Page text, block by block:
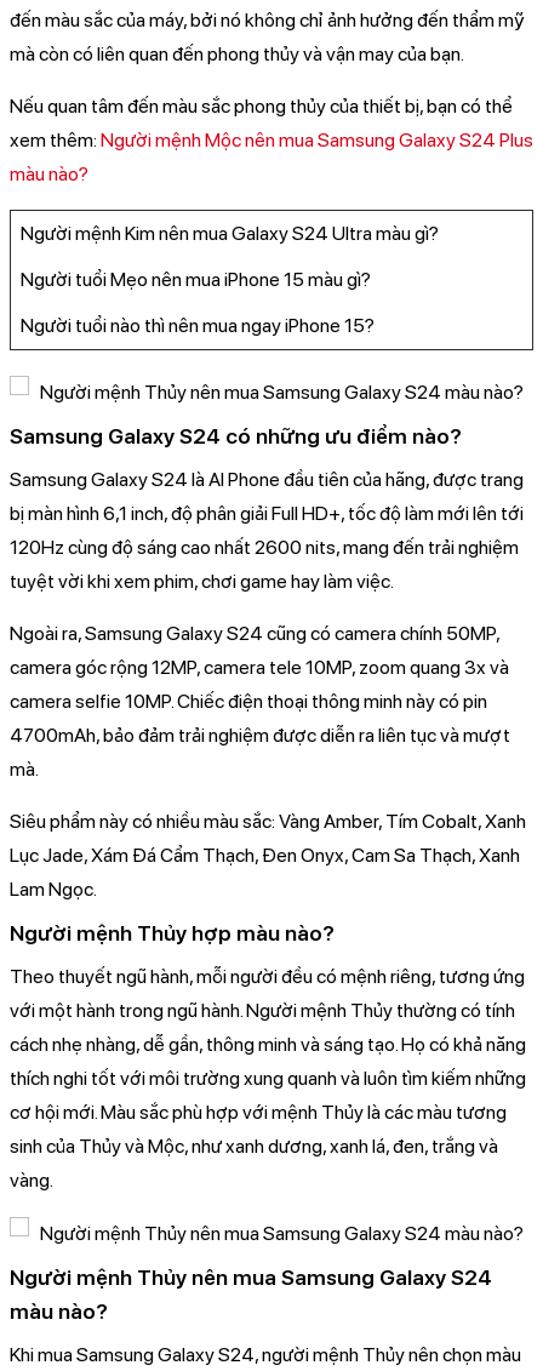
đến màu sắc của máy, bởi nó không chỉ ảnh hưởng đến thẩm mỹ
mà còn có liên quan đến phong thủy và vận may của bạn.
Nếu quan tâm đến màu sắc phong thủy của thiết bị, bạn có thể
xem thêm: Người mệnh Mộc nên mua Samsung Galaxy S24 Plus
màu nào?
Người mệnh Kim nên mua Galaxy S24 Ultra màu gì?
Người tuổi Mẹo nên mua iPhone 15 màu gì?
Người tuổi nào thì nên mua ngay iPhone 15?
Samsung Galaxy S24 có những ưu điểm nào?
Samsung Galaxy S24 là AI Phone đầu tiên của hãng, được trang
bị màn hình 6,1 inch, độ phân giải Full HD+, tốc độ làm mới lên tới
120Hz cùng độ sáng cao nhất 2600 nits, mang đến trải nghiệm
tuyệt vời khi xem phim, chơi game hay làm việc.
Ngoài ra, Samsung Galaxy S24 cũng có camera chính 50MP,
camera góc rộng 12MP, camera tele 10MP, zoom quang 3x và
camera selfie 10MP. Chiếc điện thoại thông minh này có pin
4700mAh, bảo đảm trải nghiệm được diễn ra liên tục và mượt
mà.
Siêu phẩm này có nhiều màu sắc: Vàng Amber, Tím Cobalt, Xanh
Lục Jade, Xám Đá Cẩm Thạch, Đen Onyx, Cam Sa Thạch, Xanh
Lam Ngọc.
Người mệnh Thủy hợp màu nào?
Theo thuyết ngũ hành, mỗi người đều có mệnh riêng, tương ứng
với một hành trong ngũ hành. Người mệnh Thủy thường có tính
cách nhẹ nhàng, dễ gần, thông minh và sáng tạo. Họ có khả năng
thích nghi tốt với môi trường xung quanh và luôn tìm kiếm những
cơ hội mới. Màu sắc phù hợp với mệnh Thủy là các màu tương
sinh của Thủy và Mộc, như xanh dương, xanh lá, đen, trắng và
vàng.
Người mệnh Thủy nên mua Samsung Galaxy S24
màu nào?
Khi mua Samsung Galaxy S24, người mệnh Thủy nên chọn màu